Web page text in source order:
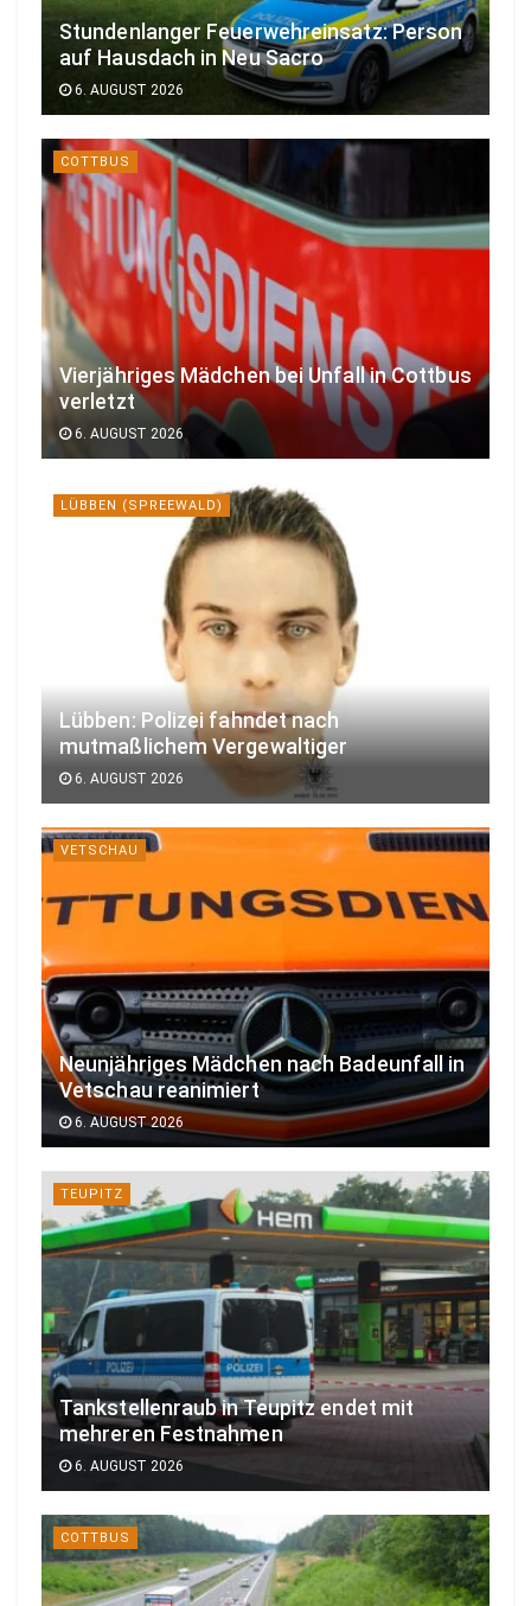
Stundenlanger Feuerwehreinsatz: Person
auf Hausdach in Neu Sacro
6. AUGUST 2026
COTTBUS
Vierjähriges Mädchen bei Unfall in Cottbus
verletzt
6. AUGUST 2026
LÜBBEN (SPREEWALD)
Lübben: Polizei fahndet nach
mutmaßlichem Vergewaltiger
6. AUGUST 2026
VETSCHAU
Neunjähriges Mädchen nach Badeunfall in
Vetschau reanimiert
6. AUGUST 2026
TEUPITZ
Tankstellenraub in Teupitz endet mit
mehreren Festnahmen
6. AUGUST 2026
COTTBUS